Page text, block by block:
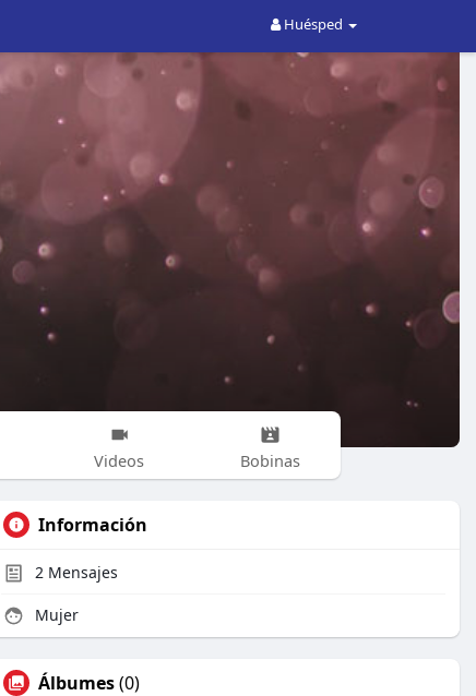
Huésped
Videos Bobinas
Información
2 Mensajes
Mujer
Álbumes(0)